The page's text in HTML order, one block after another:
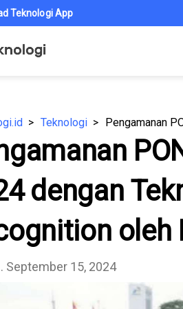
Teknologi App
Teknologi
dengan
oleh
. September 15, 2024